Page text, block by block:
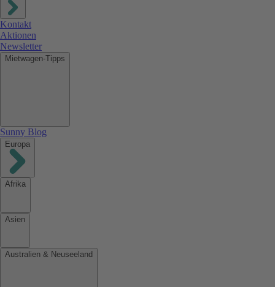
Kontakt
Aktionen
Newsletter
Mietwagen-Tipps
Sunny Blog
Europa
Afrika
Asien
Australien & Neuseeland